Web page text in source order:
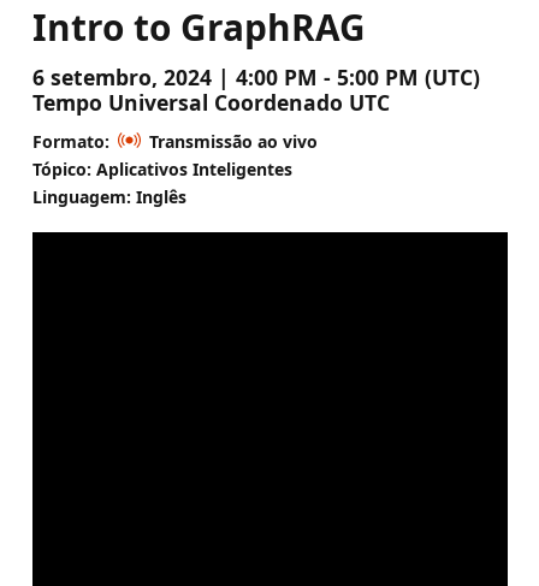
Intro to GraphRAG
6 setembro, 2024 | 4:00 PM - 5:00 PM (UTC)
Tempo Universal Coordenado UTC
Formato:
Transmissão ao vivo
Tópico: Aplicativos Inteligentes
Linguagem: Inglês